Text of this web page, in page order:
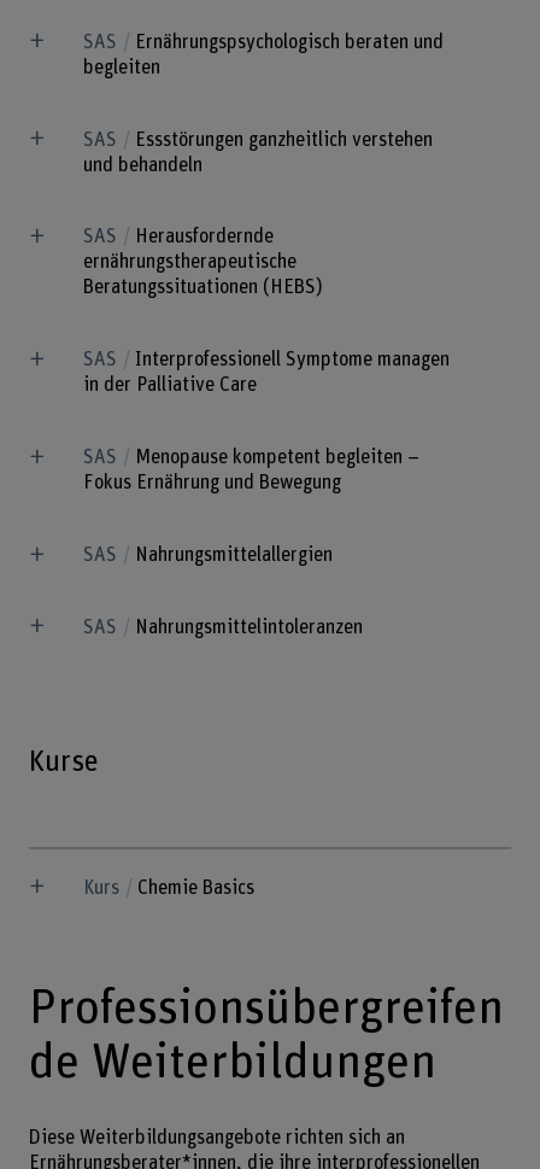
SAS
Ernährungspsychologisch beraten und
begleiten
SAS
Essstörungen ganzheitlich verstehen
und behandeln
SAS
Herausfordernde
ernährungstherapeutische
Beratungssituationen (HEBS)
SAS
Interprofessionell Symptome managen
in der Palliative Care
SAS
Menopause kompetent begleiten –
Fokus Ernährung und Bewegung
SAS Nahrungsmittelallergien
SAS Nahrungsmittelintoleranzen
Kurse
Kurs Chemie Basics
Professionsübergreifen
de Weiterbildungen
Diese Weiterbildungsangebote richten sich an
Ernährungsberater*innen, die ihre interprofessionellen